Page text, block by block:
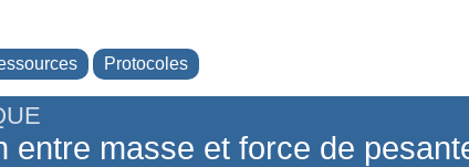
Protocoles
entre masse et force de